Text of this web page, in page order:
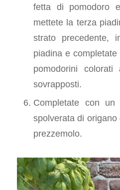
fetta di pomodoro
mettete la terza
strato precedente,
piadina e
pomodorini
sovrapposti.
Completate con
spolverata di
prezzemolo.